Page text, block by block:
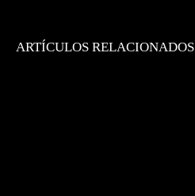
ARTÍCULOS RELACIONADOS